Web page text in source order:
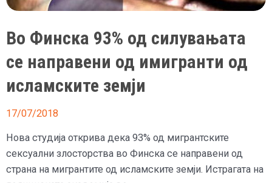
Во Финска 93% од силувањата
се направени од имигранти од
исламските земји
17/07/2018
Нова студија открива дека 93% од мигрантските
сексуални злосторства во Финска се направени од
страна на мигрантите од исламските земји. Истрагата на